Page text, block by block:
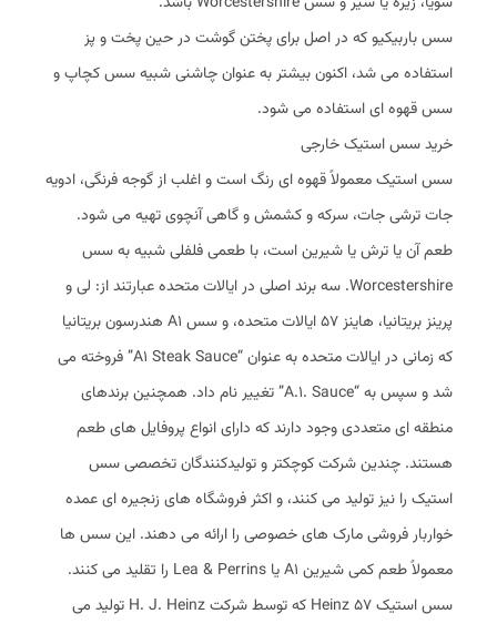
سس باربیکیو که در اصل برای پختن گوشت در حین پخت و پز
استفاده می شد، اکنون بیشتر به عنوان چاشنی شبیه سس کچاپ و
سس قهوه ای استفاده می شود.
خرید سس استیک خارجی
سس استیک معمولاً قهوه ای رنگ است و اغلب از گوجه فرنگی، ادویه
جات ترشی جات، سرکه و کشمش و گاهی آنچوی تهیه می شود.
طعم آن یا ترش یا شیرین است، با طعمی فلفلی شبیه به سس
Worcestershire. سه برند اصلی در ایالات متحده عبارتند از: لی و
پرینز بریتانیا، هاینز 57 ایالات متحده، و سس A1 هندرسون بریتانیا
که زمانی در ایالات متحده به عنوان “A1 Steak Sauce” فروخته می
شد و سپس به “A.1. Sauce” تغییر نام داد. همچنین برندهای
منطقه ای متعددی وجود دارند که دارای انواع پروفایل های طعم
هستند. چندین شرکت کوچکتر و تولیدکنندگان تخصصی سس
استیک را نیز تولید می کنند، و اکثر فروشگاه های زنجیره ای عمده
خواربار فروشی مارک های خصوصی را ارائه می دهند. این سس ها
معمولاً طعم کمی شیرین A1 یا Lea & Perrins را تقلید می کنند.
سس استیک Heinz 57 که توسط شرکت H. J. Heinz تولید می